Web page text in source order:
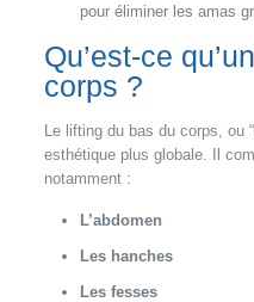
pour éliminer les amas
Qu’est-ce
corps ?
Le lifting du bas du corps, ou
esthétique plus globale. Il
notamment :
L’abdomen
Les hanches
Les fesses